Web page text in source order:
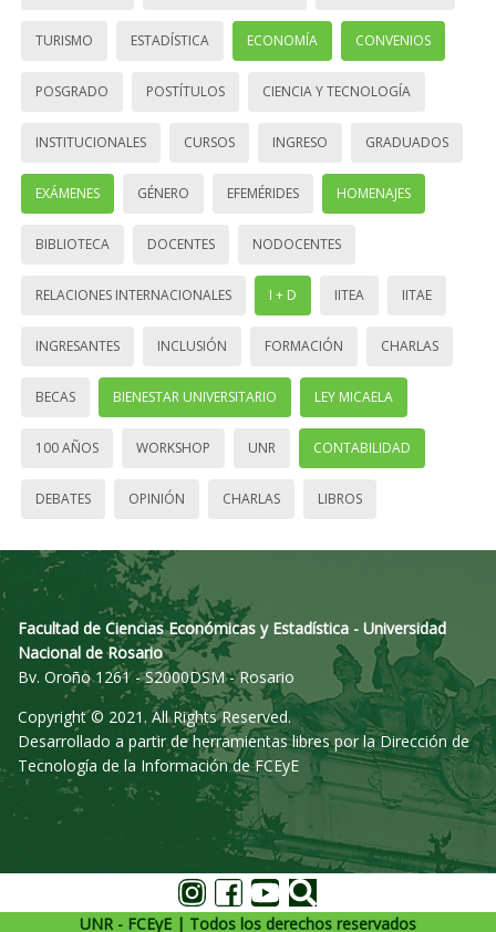
TURISMO ESTADÍSTICA ECONOMÍA CONVENIOS
POSGRADO POSTÍTULOS CIENCIA Y TECNOLOGÍA
INSTITUCIONALES CURSOS INGRESO GRADUADOS
EXÁMENES GÉNERO EFEMÉRIDES HOMENAJES
BIBLIOTECA DOCENTES NODOCENTES
RELACIONES INTERNACIONALES I + D IITEA IITAE
INGRESANTES INCLUSIÓN FORMACIÓN CHARLAS
BECAS BIENESTAR UNIVERSITARIO LEY MICAELA
100 AÑOS WORKSHOP UNR CONTABILIDAD
DEBATES OPINIÓN CHARLAS LIBROS
Facultad de Ciencias Económicas y Estadística - Universidad
Nacional de Rosario
Bv. Oroño 1261 - S2000DSM - Rosario
Copyright © 2021. All Rights Reserved.
Desarrollado a partir de herramientas libres por la Dirección de
Tecnología de la Información de FCEyE
UNR - FCEyE | Todos los derechos reservados